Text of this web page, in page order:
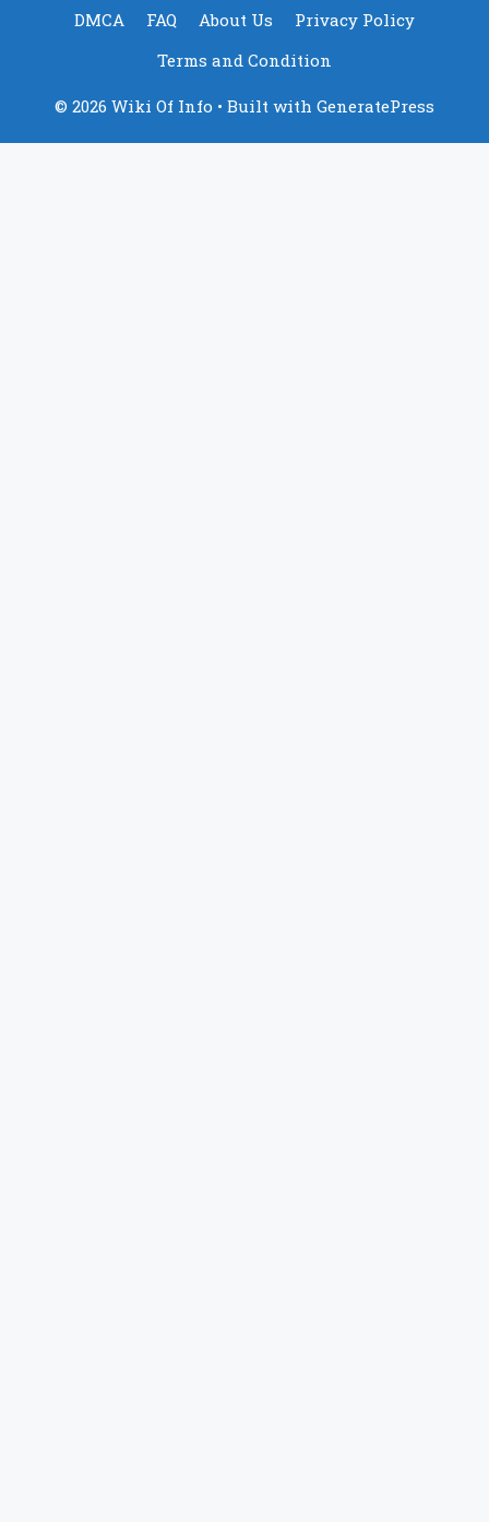
DMCA FAQ About Us
Privacy Policy
Terms and Condition
© 2026 Wiki Of Info • Built with GeneratePress